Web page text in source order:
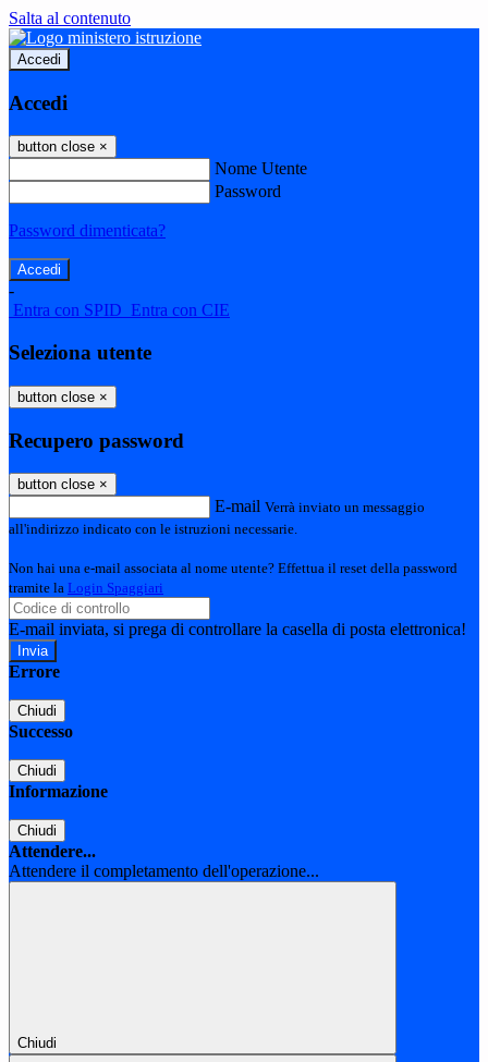
Salta al contenuto
Accedi
Accedi
button close ×
Nome Utente
Password
Password dimenticata?
-
Entra con SPID Entra con CIE
Seleziona utente
button close ×
Recupero password
button close ×
E-mail Verrà inviato un messaggio
all'indirizzo indicato con le istruzioni necessarie.
Non hai una e-mail associata al nome utente? Effettua il reset della password
tramite la Login Spaggiari
E-mail inviata, si prega di controllare la casella di posta elettronica!
Errore
Chiudi
Successo
Chiudi
Informazione
Chiudi
Attendere...
Attendere il completamento dell'operazione...
Chiudi